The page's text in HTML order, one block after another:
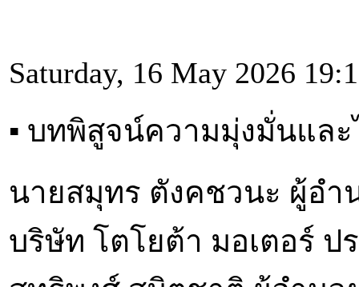
Saturday, 16 May 2026
▪︎ บทพิสูจน์ความมุ่งมั่นแล
นายสมุทร ตังคชวนะ ผู้อำ
บริษัท โตโยต้า มอเตอร์ ป